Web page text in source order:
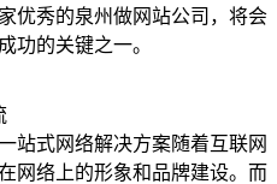
优秀的泉州做网站公司，将会
功的关键之一。
站式网络解决方案随着互联网
网络上的形象和品牌建设。而